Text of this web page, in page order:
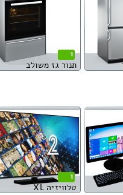
1
תנור גז משולב
1
טלוויזיה XL